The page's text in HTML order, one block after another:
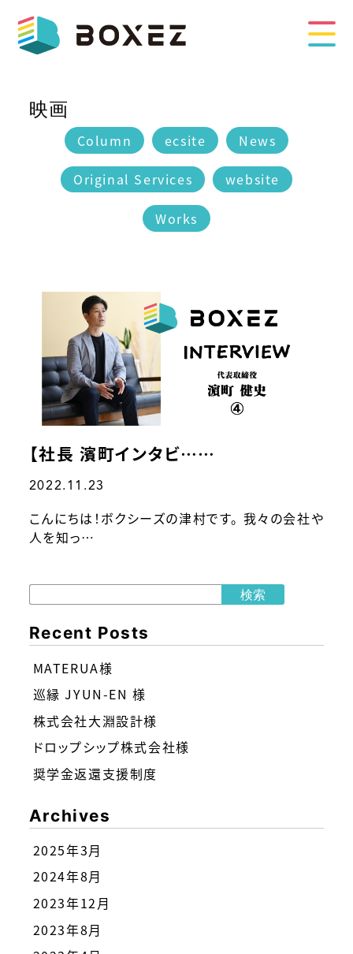
映画
Column
ecsite News
Original Services website
Works
【社長 濱町インタビ……
2022.11.23
こんにちは！ボクシーズの津村です。 我々の会社や
人を知っ…
検索
Recent Posts
MATERUA様
巡縁 JYUN-EN 様
株式会社大淵設計様
ドロップシップ株式会社様
奨学金返還支援制度
Archives
2025年3月
2024年8月
2023年12月
2023年8月